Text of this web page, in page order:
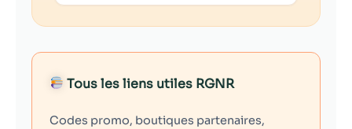
Tous les liens utiles RGNR
Codes promo, boutiques partenaires,